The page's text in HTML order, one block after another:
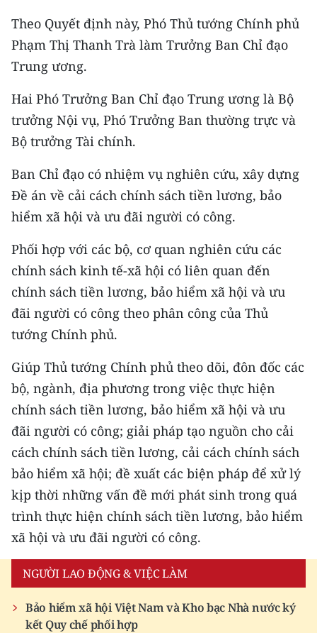
Theo Quyết định này, Phó Thủ tướng Chính phủ
Phạm Thị Thanh Trà làm Trưởng Ban Chỉ đạo
Trung ương.
Hai Phó Trưởng Ban Chỉ đạo Trung ương là Bộ
trưởng Nội vụ, Phó Trưởng Ban thường trực và
Bộ trưởng Tài chính.
Ban Chỉ đạo có nhiệm vụ nghiên cứu, xây dựng
Đề án về cải cách chính sách tiền lương, bảo
hiểm xã hội và ưu đãi người có công.
Phối hợp với các bộ, cơ quan nghiên cứu các
chính sách kinh tế-xã hội có liên quan đến
chính sách tiền lương, bảo hiểm xã hội và ưu
đãi người có công theo phân công của Thủ
tướng Chính phủ.
Giúp Thủ tướng Chính phủ theo dõi, đôn đốc các
bộ, ngành, địa phương trong việc thực hiện
chính sách tiền lương, bảo hiểm xã hội và ưu
đãi người có công; giải pháp tạo nguồn cho cải
cách chính sách tiền lương, cải cách chính sách
bảo hiểm xã hội; đề xuất các biện pháp để xử lý
kịp thời những vấn đề mới phát sinh trong quá
trình thực hiện chính sách tiền lương, bảo hiểm
xã hội và ưu đãi người có công.
NGƯỜI LAO ĐỘNG & VIỆC LÀM
Bảo hiểm xã hội Việt Nam và Kho bạc Nhà nước ký
kết Quy chế phối hợp